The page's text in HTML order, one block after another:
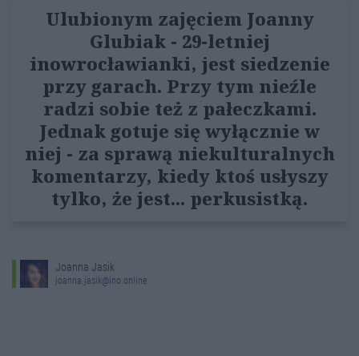
Ulubionym zajęciem Joanny
Glubiak - 29-letniej
inowrocławianki, jest siedzenie
przy garach. Przy tym nieźle
radzi sobie też z pałeczkami.
Jednak gotuje się wyłącznie w
niej - za sprawą niekulturalnych
komentarzy, kiedy ktoś usłyszy
tylko, że jest... perkusistką.
Joanna Jasik
joanna.jasik@ino.online